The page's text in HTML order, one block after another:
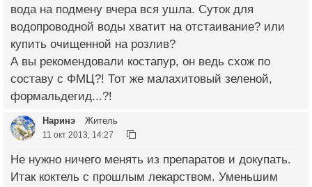
вода на подмену вчера вся ушла. Суток для
водопроводной воды хватит на отстаивание? или
купить очищенной на розлив?
А вы рекомендовали костапур, он ведь схож по
составу с ФМЦ?! Тот же малахитовый зеленой,
формальдегид...?!
Наринэ Житель
11 окт 2013, 14:27
Не нужно ничего менять из препаратов и докупать.
Итак коктель с прошлым лекарством. Уменьшим